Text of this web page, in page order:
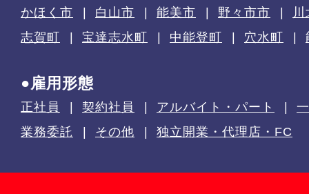
かほく市
白山市 能美市 野々市市
志賀町
宝達志水町 中能登町 穴水町
●雇用形態
正社員 契約社員 アルバイト・パート
業務委託
その他 独立開業・代理店・FC